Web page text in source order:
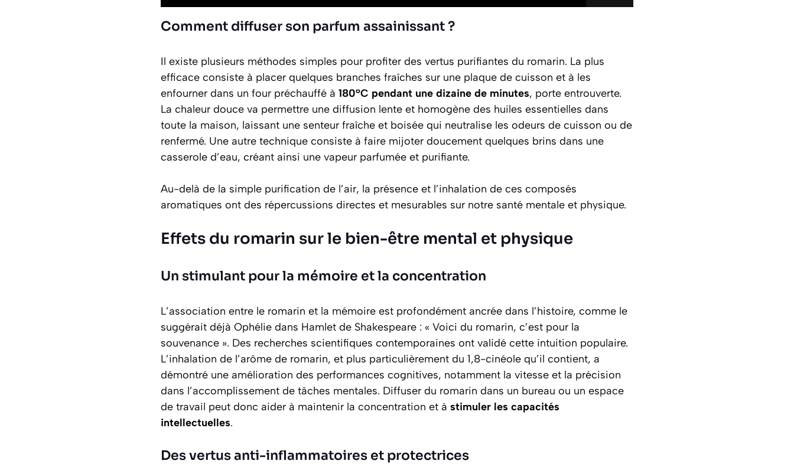
Comment diffuser son parfum assainissant ?
Il existe plusieurs méthodes simples pour profiter des vertus purifiantes du romarin. La plus
efficace consiste à placer quelques branches fraîches sur une plaque de cuisson et à les
enfourner dans un four préchauffé à 180°C pendant une dizaine de minutes, porte entrouverte.
La chaleur douce va permettre une diffusion lente et homogène des huiles essentielles dans
toute la maison, laissant une senteur fraîche et boisée qui neutralise les odeurs de cuisson ou de
renfermé. Une autre technique consiste à faire mijoter doucement quelques brins dans une
casserole d’eau, créant ainsi une vapeur parfumée et purifiante.
Au-delà de la simple purification de l’air, la présence et l’inhalation de ces composés
aromatiques ont des répercussions directes et mesurables sur notre santé mentale et physique.
Effets du romarin sur le bien-être mental et physique
Un stimulant pour la mémoire et la concentration
L’association entre le romarin et la mémoire est profondément ancrée dans l’histoire, comme le
suggérait déjà Ophélie dans Hamlet de Shakespeare : « Voici du romarin, c’est pour la
souvenance ». Des recherches scientifiques contemporaines ont validé cette intuition populaire.
L’inhalation de l’arôme de romarin, et plus particulièrement du 1,8-cinéole qu’il contient, a
démontré une amélioration des performances cognitives, notamment la vitesse et la précision
dans l’accomplissement de tâches mentales. Diffuser du romarin dans un bureau ou un espace
de travail peut donc aider à maintenir la concentration et à stimuler les capacités
intellectuelles.
Des vertus anti-inflammatoires et protectrices